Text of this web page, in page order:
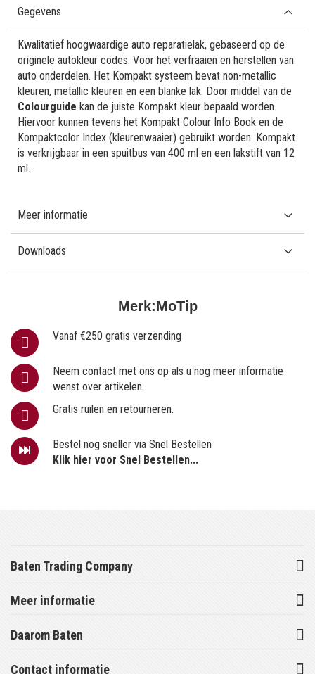
Merk:MoTip
Vanaf €250 gratis verzending
Neem contact met ons op als u nog meer informatie
wenst over artikelen.
Gratis ruilen en retourneren.
Bestel nog sneller via Snel Bestellen
Klik hier voor Snel Bestellen...
Gegevens
Kwalitatief hoogwaardige auto reparatielak, gebaseerd op de
originele autokleur codes. Voor het verfraaien en herstellen van
auto onderdelen. Het Kompakt systeem bevat non-metallic
kleuren, metallic kleuren en een blanke lak. Door middel van de
Colourguide kan de juiste Kompakt kleur bepaald worden.
Hiervoor kunnen tevens het Kompakt Colour Info Book en de
Kompaktcolor Index (kleurenwaaier) gebruikt worden. Kompakt
is verkrijgbaar in een spuitbus van 400 ml en een lakstift van 12
ml.
Meer informatie
Downloads
Baten Trading Company
Meer informatie
Daarom Baten
Contact informatie